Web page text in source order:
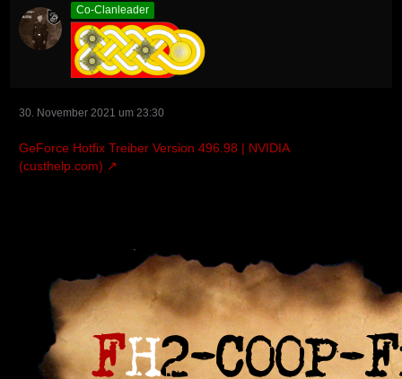
Co-Clanleader
30. November 2021 um 23:30
GeForce Hotfix Treiber Version 496.98 | NVIDIA
(custhelp.com)